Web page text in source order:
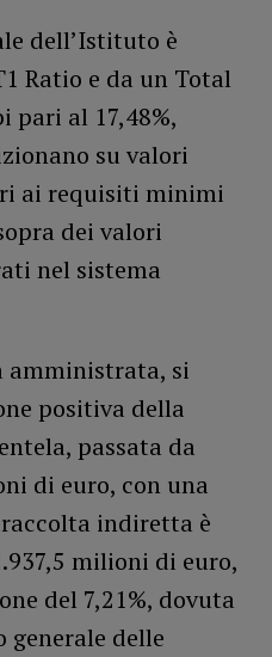
dell’Istituto è
Ratio e da un Total
pari al 17,48%,
su valori
ai requisiti minimi
dei valori
nel sistema
amministrata, si
positiva della
passata da
di euro, con una
indiretta è
milioni di euro,
del 7,21%, dovuta
delle